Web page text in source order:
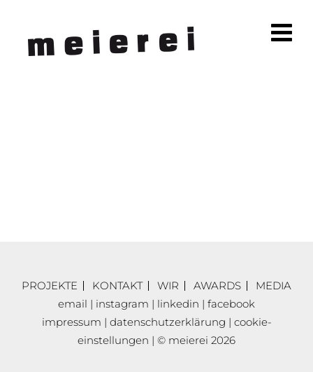
PROJEKTE KONTAKT WIR AWARDS
MEDIA
email | instagram | linkedin | facebook
impressum | datenschutzerklärung | cookie-
einstellungen | © meierei 2026